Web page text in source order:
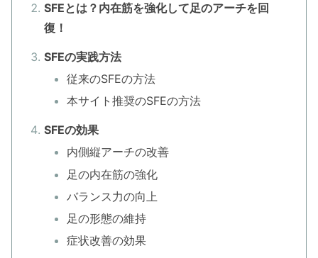
SFEとは？内在筋を強化して足のアーチを回
復！
SFEの実践方法
従来のSFEの方法
本サイト推奨のSFEの方法
SFEの効果
内側縦アーチの改善
足の内在筋の強化
バランス力の向上
足の形態の維持
症状改善の効果